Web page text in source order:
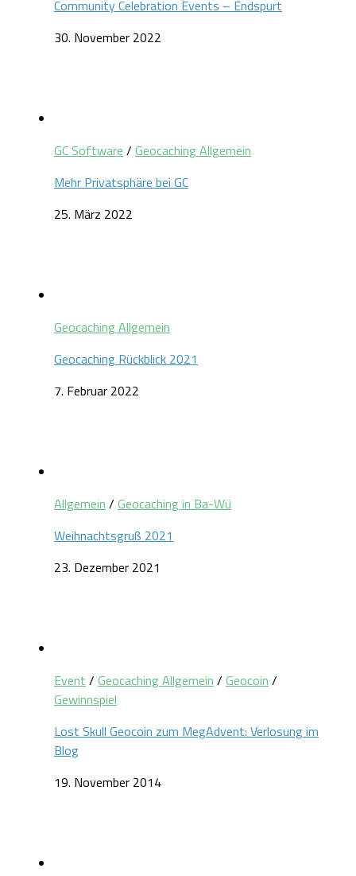
Community Celebration Events – Endspurt
30. November 2022
GC Software / Geocaching Allgemein
Mehr Privatsphäre bei GC
25. März 2022
Geocaching Allgemein
Geocaching Rückblick 2021
7. Februar 2022
Allgemein / Geocaching in Ba-Wü
Weihnachtsgruß 2021
23. Dezember 2021
Event / Geocaching Allgemein / Geocoin /
Gewinnspiel
Lost Skull Geocoin zum MegAdvent: Verlosung im
Blog
19. November 2014